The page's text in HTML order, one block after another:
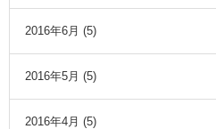
2016年6月 (5)
2016年5月 (5)
2016年4月 (5)